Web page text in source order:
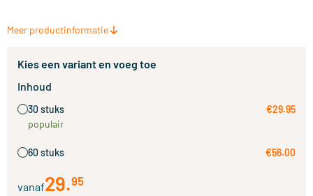
Meer productinformatie
Kies een variant en voeg toe
Inhoud
30 stuks
populair
€29.95
60 stuks €56.00
vanaf29.95